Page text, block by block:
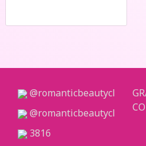
@romanticbeautycl
@romanticbeautycl
3816